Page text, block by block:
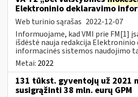
Elektroninio deklaravimo
Web turinio sąrašas 2022-12-07
Informuojame, kad VMI prie FM[1]
išdėstė nauja redakcija
informacinės sistemos naudojimo
Metai: 2022
131 tūkst. gyventojų už 2021
susigrąžinti 38 mln. eurų GPM